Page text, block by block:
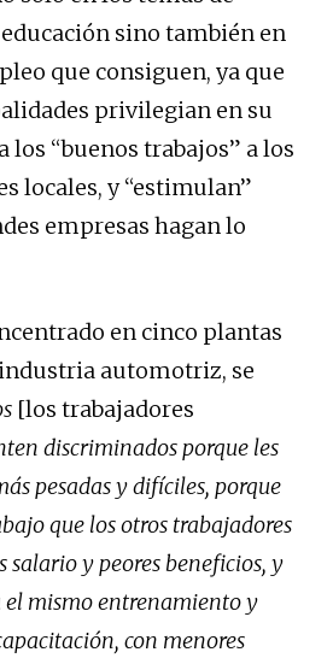
sino también en
que consiguen, ya que
privilegian en su
los “buenos trabajos” a los
locales, y “estimulan”
empresas hagan lo
en cinco plantas
automotriz, se
[los trabajadores
discriminados porque les
pesadas y difíciles, porque
que los otros trabajadores
salario y peores beneficios, y
el mismo entrenamiento y
con menores